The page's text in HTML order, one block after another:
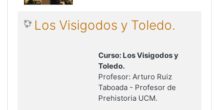
Los Visigodos y Toledo.
Curso: Los Visigodos y
Toledo.
Profesor: Arturo Ruiz
Taboada - Profesor de
Prehistoria UCM.